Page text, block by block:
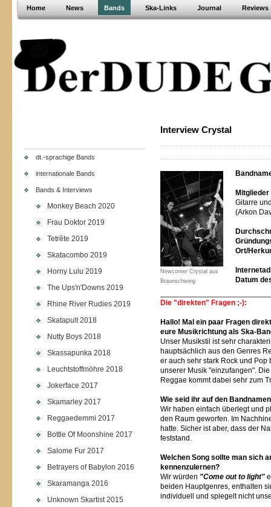
Home News Bands Ska-Links Journal Reviews
dt.-sprachige Bands
internationale Bands
Bands & Interviews
Monkey Beach 2020
Frau Doktor 2019
Tetrête 2019
Skatacombo 2019
Horny Lulu 2019
The Ups'n'Downs 2019
Rhine River Rudies 2019
Skatapult 2018
Nutty Boys 2018
Skassapunka 2018
Leuchtstoffmöhre 2018
Jokerface 2017
Skamarley 2017
Reggaedemmi 2017
Bottle Of Moonshine 2017
Salome Fur 2017
Betrayers of Babylon 2016
Skaramanga 2016
Unknown Skartist 2015
Interview Crystal
Newcomer Crystal aus
Braunschweig
Gitarre
(Arkon
Ort/
Datum
Die "direkten" Fragen ;-):
Hallo! Mal ein paar Fragen
eure Musikrichtung als Ska-
Unser Musikstil ist sehr
hauptsächlich aus den Genres
er auch sehr stark Rock und Pop
unserer Musik "einzufangen".
Reggae kommt dabei sehr zum
Wie seid ihr auf den
Wir haben einfach überlegt und
den Raum geworfen. Im
hatte. Sicher ist aber, dass der
feststand.
Welchen Song sollte man sich
kennenzulernen?
Wir würden "Come out to light"
beiden Hauptgenres, enthalten
individuell und spiegelt nicht